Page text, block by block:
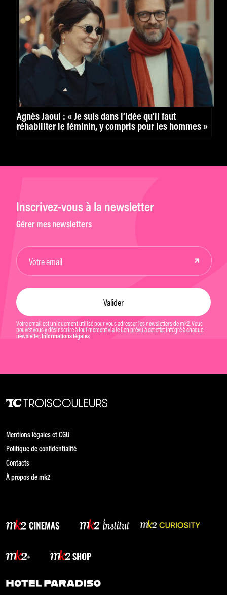
Agnès Jaoui : « Je suis dans l’idée qu’il faut
réhabiliter le féminin, y compris pour les hommes »
Inscrivez-vous à la newsletter
Gérer mes newsletters
Votre email est uniquement utilisé pour vous adresser les newsletters de mk2. Vous
pouvez vous y désinscrire à tout moment via le lien prévu à cet effet intégré à chaque
newsletter. Informations légales
Mentions légales et CGU
Politique de confidentialité
Contacts
À propos de mk2